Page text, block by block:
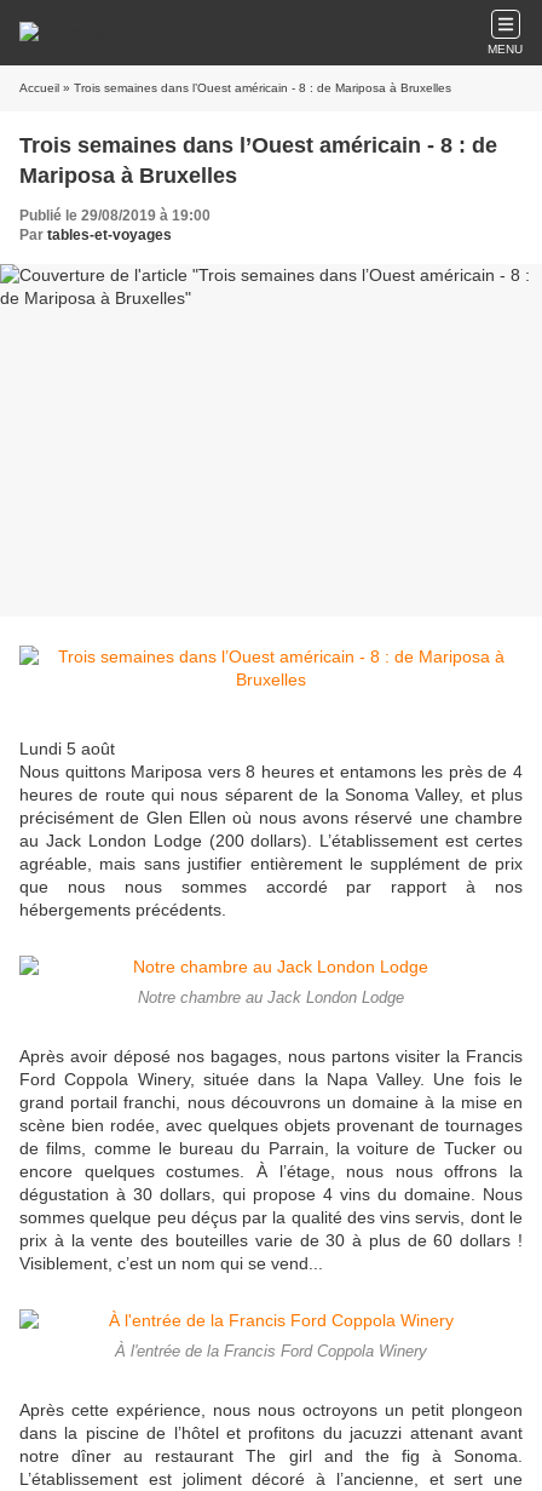
MENU
Accueil » Trois semaines dans l’Ouest américain - 8 : de Mariposa à Bruxelles
Trois semaines dans l’Ouest américain - 8 : de
Mariposa à Bruxelles
Publié le 29/08/2019 à 19:00
Par tables-et-voyages
Lundi 5 août
Nous quittons Mariposa vers 8 heures et entamons les près de 4
heures de route qui nous séparent de la Sonoma Valley, et plus
précisément de Glen Ellen où nous avons réservé une chambre
au Jack London Lodge (200 dollars). L’établissement est certes
agréable, mais sans justifier entièrement le supplément de prix
que nous nous sommes accordé par rapport à nos
hébergements précédents.
Notre chambre au Jack London Lodge
Après avoir déposé nos bagages, nous partons visiter la Francis
Ford Coppola Winery, située dans la Napa Valley. Une fois le
grand portail franchi, nous découvrons un domaine à la mise en
scène bien rodée, avec quelques objets provenant de tournages
de films, comme le bureau du Parrain, la voiture de Tucker ou
encore quelques costumes. À l’étage, nous nous offrons la
dégustation à 30 dollars, qui propose 4 vins du domaine. Nous
sommes quelque peu déçus par la qualité des vins servis, dont le
prix à la vente des bouteilles varie de 30 à plus de 60 dollars !
Visiblement, c’est un nom qui se vend...
À l'entrée de la Francis Ford Coppola Winery
Après cette expérience, nous nous octroyons un petit plongeon
dans la piscine de l’hôtel et profitons du jacuzzi attenant avant
notre dîner au restaurant The girl and the fig à Sonoma.
L’établissement est joliment décoré à l’ancienne, et sert une